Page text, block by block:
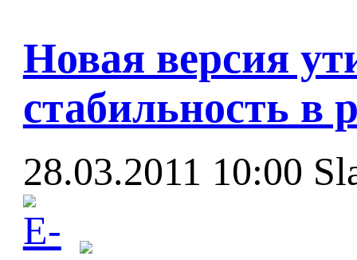
Новая версия
стабильность в
28.03.2011 10:00